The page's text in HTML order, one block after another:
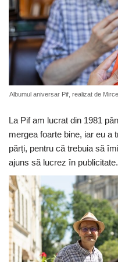
Albumul aniversar Pif, realizat de
La Pif am lucrat din 1981
mergea foarte bine, iar eu a
părți, pentru că trebuia să
ajuns să lucrez în